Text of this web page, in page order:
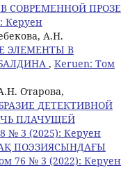
СОВРЕМЕННОЙ ПРОЗЕ
Керуен
А.Н.
ЭЛЕМЕНТЫ В
, Keruen: Том
Отарова,
ДЕТЕКТИВНОЙ
ПЛАЧУЩЕЙ
№ 3 (2025): Керуен
ПОЭЗИЯСЫНДАҒЫ
76 № 3 (2022): Керуен